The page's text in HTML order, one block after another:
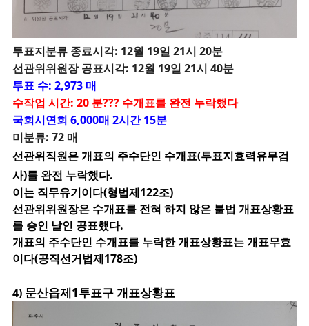
투표지분류 종료시각: 12월 19일 21시 20분
선관위위원장 공표시각: 12월 19일 21시 40분
투표 수: 2,973 매
수작업 시간: 20 분??? 수개표를 완전 누락했다
국회시연회 6,000매 2시간 15분
미분류: 72 매
선관위직원은 개표의 주수단인 수개표(투표지효력유무검
사)를 완전 누락했다.
이는 직무유기이다(형법제122조)
선관위위원장은 수개표를 전혀 하지 않은 불법 개표상황표
를 승인 날인 공표했다.
개표의 주수단인 수개표를 누락한 개표상황표는 개표무효
이다(공직선거법제178조)
4) 문산읍제1투표구 개표상황표